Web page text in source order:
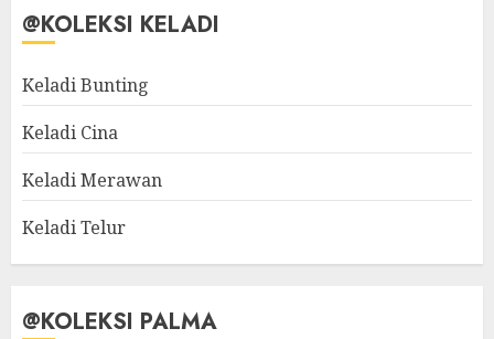
@KOLEKSI KELADI
Keladi Bunting
Keladi Cina
Keladi Merawan
Keladi Telur
@KOLEKSI PALMA